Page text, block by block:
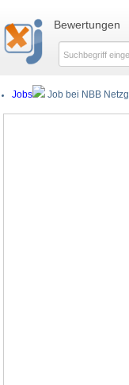
Bewertungen
Jobs Job bei NBB